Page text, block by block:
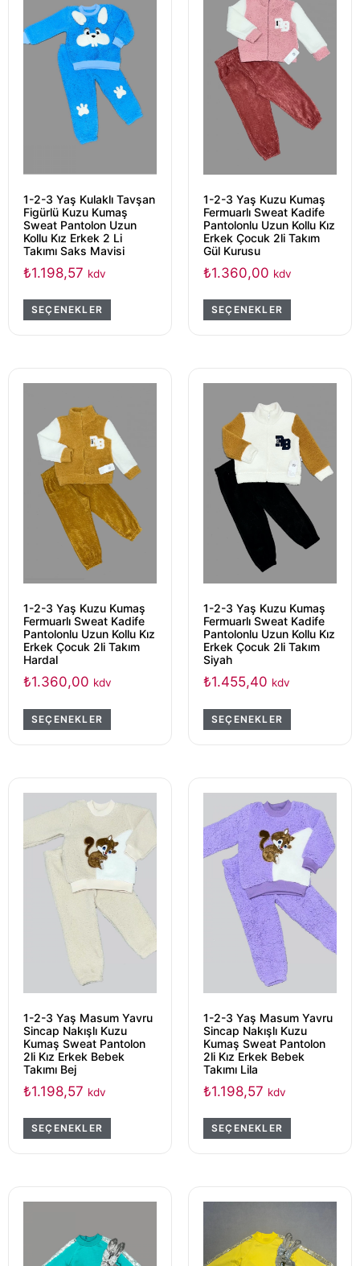
1-2-3 Yaş Kulaklı Tavşan
Figürlü Kuzu Kumaş
Sweat Pantolon Uzun
Kollu Kız Erkek 2 Li
Takımı Saks Mavisi
₺1.198,57 kdv
SEÇENEKLER
1-2-3 Yaş Kuzu Kumaş
Fermuarlı Sweat Kadife
Pantolonlu Uzun Kollu Kız
Erkek Çocuk 2li Takım
Gül Kurusu
₺1.360,00 kdv
SEÇENEKLER
1-2-3 Yaş Kuzu Kumaş
Fermuarlı Sweat Kadife
Pantolonlu Uzun Kollu Kız
Erkek Çocuk 2li Takım
Hardal
₺1.360,00 kdv
SEÇENEKLER
1-2-3 Yaş Kuzu Kumaş
Fermuarlı Sweat Kadife
Pantolonlu Uzun Kollu Kız
Erkek Çocuk 2li Takım
Siyah
₺1.455,40 kdv
SEÇENEKLER
1-2-3 Yaş Masum Yavru
Sincap Nakışlı Kuzu
Kumaş Sweat Pantolon
2li Kız Erkek Bebek
Takımı Bej
₺1.198,57 kdv
SEÇENEKLER
1-2-3 Yaş Masum Yavru
Sincap Nakışlı Kuzu
Kumaş Sweat Pantolon
2li Kız Erkek Bebek
Takımı Lila
₺1.198,57 kdv
SEÇENEKLER